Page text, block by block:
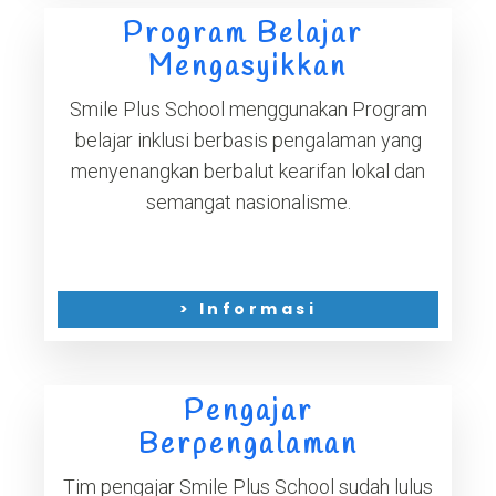
Program Belajar
Mengasyikkan
Smile Plus School menggunakan Program
belajar inklusi berbasis pengalaman yang
menyenangkan berbalut kearifan lokal dan
semangat nasionalisme.
> Informasi
Pengajar
Berpengalaman
Tim pengajar Smile Plus School sudah lulus